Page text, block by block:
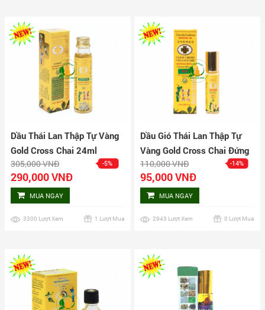
Dầu Thái Lan Thập Tự Vàng
Gold Cross Chai 24ml
305,000 VNĐ -5%
290,000 VNĐ
MUA NGAY
3300 Lượt Xem 1 Lượt Mua
Dầu Gió Thái Lan Thập Tự
Vàng Gold Cross Chai Đứng
3ml
110,000 VNĐ -14%
95,000 VNĐ
MUA NGAY
2943 Lượt Xem 0 Lượt Mua